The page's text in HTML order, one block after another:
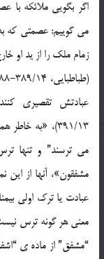
اگر بگویی ملائکه با
می گوییم: عصمتی که
زمام ملک را از ید او
391/13)، «به
می ترسند” و تنها
مشفقون»، آنها از این
عبادت یا ترک اولی
معنی هر گونه ترس
“مشفق” از ماده ی